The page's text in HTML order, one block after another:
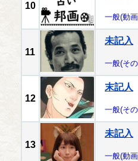
10
一般(動
11
未記入
一般(そ
12
末記人
一般(そ
13
未記入
一般(動